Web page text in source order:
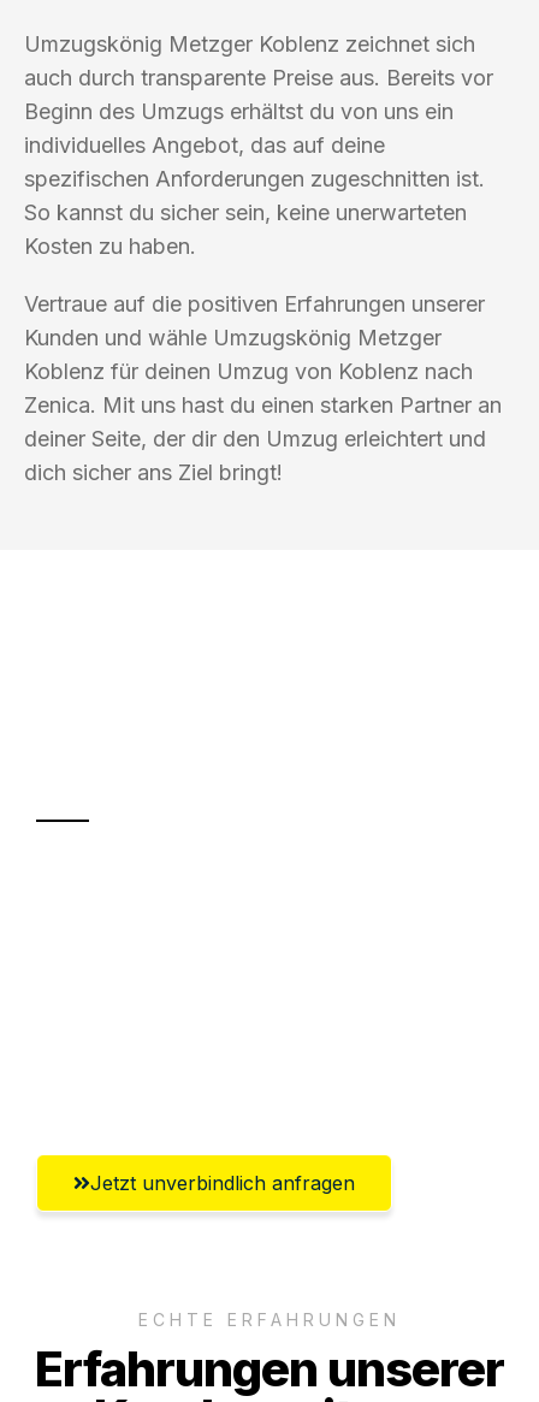
Umzugskönig Metzger Koblenz zeichnet sich
auch durch transparente Preise aus. Bereits vor
Beginn des Umzugs erhältst du von uns ein
individuelles Angebot, das auf deine
spezifischen Anforderungen zugeschnitten ist.
So kannst du sicher sein, keine unerwarteten
Kosten zu haben.
Vertraue auf die positiven Erfahrungen unserer
Kunden und wähle Umzugskönig Metzger
Koblenz für deinen Umzug von Koblenz nach
Zenica. Mit uns hast du einen starken Partner an
deiner Seite, der dir den Umzug erleichtert und
dich sicher ans Ziel bringt!
Jetzt unverbindlich anfragen
ECHTE ERFAHRUNGEN
Erfahrungen unserer